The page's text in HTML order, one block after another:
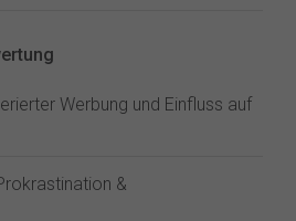
Werbung und Einfluss auf
&